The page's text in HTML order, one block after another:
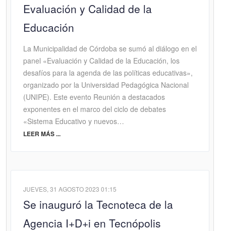
Evaluación y Calidad de la
Educación
La Municipalidad de Córdoba se sumó al diálogo en el
panel «Evaluación y Calidad de la Educación, los
desafíos para la agenda de las políticas educativas»,
organizado por la Universidad Pedagógica Nacional
(UNIPE). Este evento Reunión a destacados
exponentes en el marco del ciclo de debates
«Sistema Educativo y nuevos…
LEER MÁS ...
JUEVES, 31 AGOSTO 2023 01:15
Se inauguró la Tecnoteca de la
Agencia I+D+i en Tecnópolis